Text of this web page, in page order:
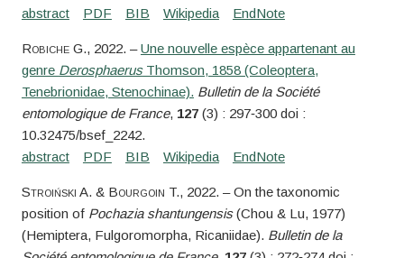
RobicheG., 2022. –Une nouvelle espèce appartenant au
genre DerosphaerusThomson, 1858 (Coleoptera,
Tenebrionidae, Stenochinae). Bulletin de la Société
entomologique de France, 127(3) : 297‑300 doi :
10.32475/bsef_2242.
Stroiński A. & Bourgoin T., 2022. – On the taxonomic
position of Pochazia shantungensis(Chou & Lu, 1977)
(Hemiptera, Fulgoromorpha, Ricaniidae). Bulletin de la